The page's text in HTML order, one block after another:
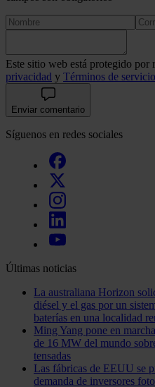
Este sitio web está protegido
privacidad y Términos de servicio
Enviar comentario
Síguenos en redes sociales
Últimas noticias
La australiana Horizon
diésel y el gas por un
baterías en una localidad
Ming Yang pone en
de 16 MW del mundo
tensadas
Las fábricas de EEUU se
demanda de inversores